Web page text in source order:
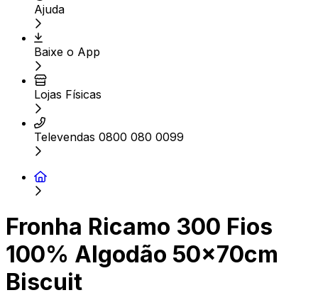
Ajuda
Baixe o App
Lojas Físicas
Televendas 0800 080 0099
Fronha Ricamo 300 Fios
100% Algodão 50x70cm
Biscuit